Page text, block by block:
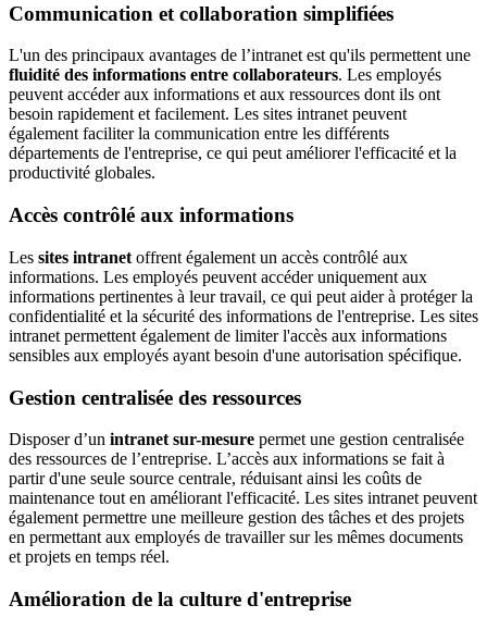
Communication et collaboration simplifiées
L'un des principaux avantages de l’intranet est qu'ils permettent une
fluidité des informations entre collaborateurs. Les employés
peuvent accéder aux informations et aux ressources dont ils ont
besoin rapidement et facilement. Les sites intranet peuvent
également faciliter la communication entre les différents
départements de l'entreprise, ce qui peut améliorer l'efficacité et la
productivité globales.
Accès contrôlé aux informations
Les sites intranet offrent également un accès contrôlé aux
informations. Les employés peuvent accéder uniquement aux
informations pertinentes à leur travail, ce qui peut aider à protéger la
confidentialité et la sécurité des informations de l'entreprise. Les sites
intranet permettent également de limiter l'accès aux informations
sensibles aux employés ayant besoin d'une autorisation spécifique.
Gestion centralisée des ressources
Disposer d’un intranet sur-mesure permet une gestion centralisée
des ressources de l’entreprise. L’accès aux informations se fait à
partir d'une seule source centrale, réduisant ainsi les coûts de
maintenance tout en améliorant l'efficacité. Les sites intranet peuvent
également permettre une meilleure gestion des tâches et des projets
en permettant aux employés de travailler sur les mêmes documents
et projets en temps réel.
Amélioration de la culture d'entreprise